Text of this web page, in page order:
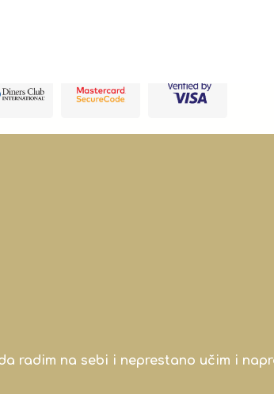
radim na sebi i neprestano učim i